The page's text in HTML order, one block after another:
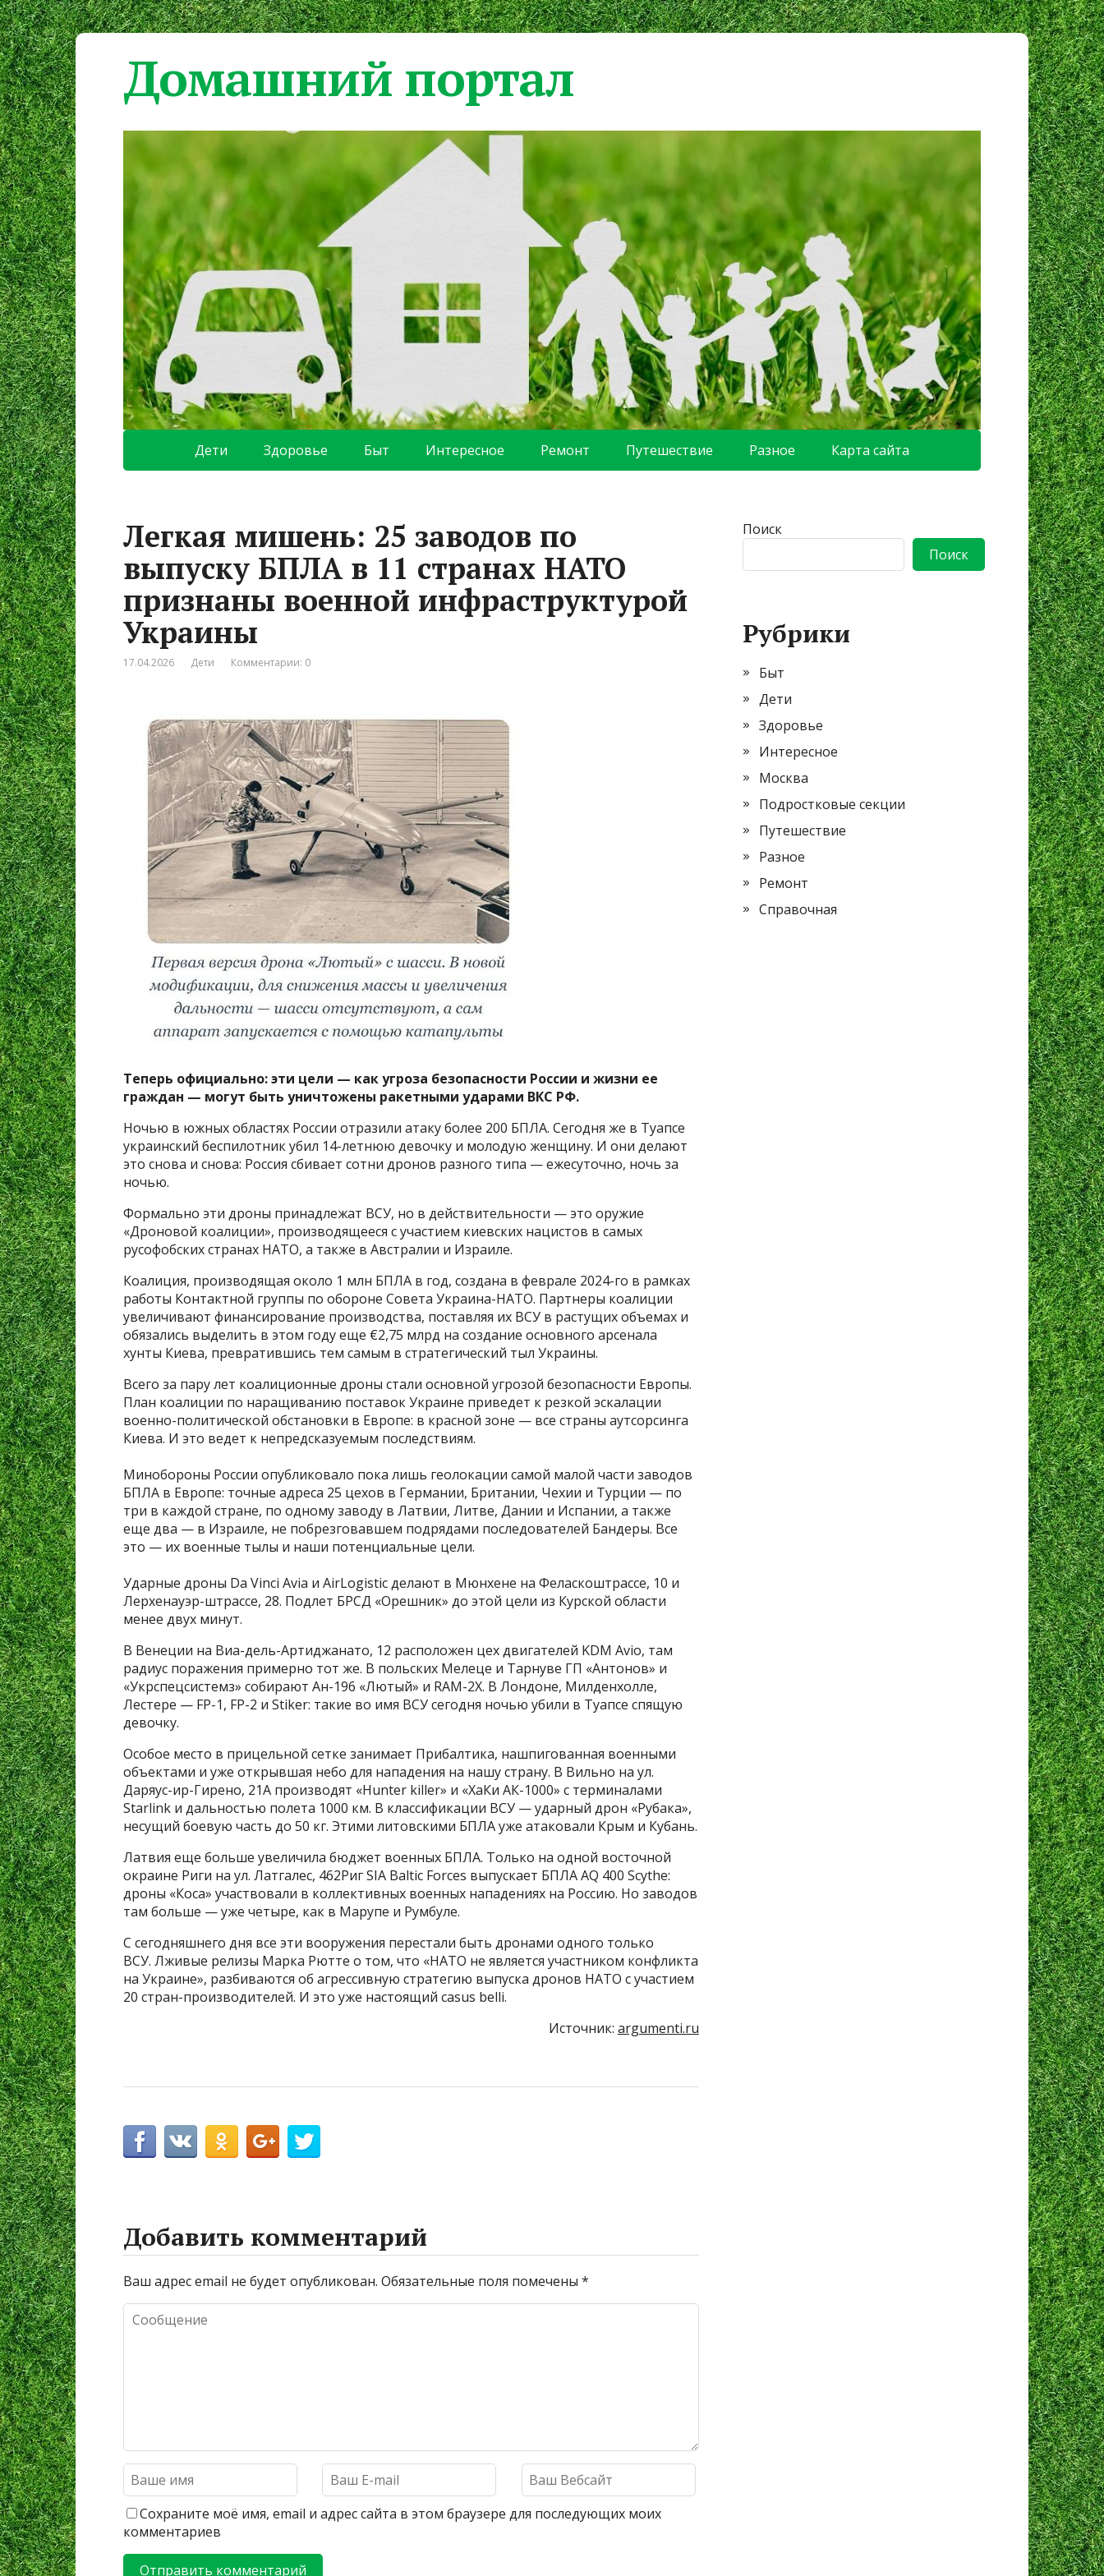
Домашний портал
Дети Здоровье Быт Интересное Ремонт Путешествие Разное Карта сайта
Легкая мишень: 25 заводов по
выпуску БПЛА в 11 странах НАТО
признаны военной инфраструктурой
Украины
17.04.2026 Дети Комментарии: 0
Теперь официально: эти цели — как угроза безопасности России и жизни ее
граждан — могут быть уничтожены ракетными ударами ВКС РФ.
Ночью в южных областях России отразили атаку более 200 БПЛА. Сегодня же в Туапсе
украинский беспилотник убил 14-летнюю девочку и молодую женщину. И они делают
это снова и снова: Россия сбивает сотни дронов разного типа — ежесуточно, ночь за
ночью.
Формально эти дроны принадлежат ВСУ, но в действительности — это оружие
«Дроновой коалиции», производящееся с участием киевских нацистов в самых
русофобских странах НАТО, а также в Австралии и Израиле.
Коалиция, производящая около 1 млн БПЛА в год, создана в феврале 2024-го в рамках
работы Контактной группы по обороне Совета Украина-НАТО. Партнеры коалиции
увеличивают финансирование производства, поставляя их ВСУ в растущих объемах и
обязались выделить в этом году еще €2,75 млрд на создание основного арсенала
хунты Киева, превратившись тем самым в стратегический тыл Украины.
Всего за пару лет коалиционные дроны стали основной угрозой безопасности Европы.
План коалиции по наращиванию поставок Украине приведет к резкой эскалации
военно-политической обстановки в Европе: в красной зоне — все страны аутсорсинга
Киева. И это ведет к непредсказуемым последствиям.
Минобороны России опубликовало пока лишь геолокации самой малой части заводов
БПЛА в Европе: точные адреса 25 цехов в Германии, Британии, Чехии и Турции — по
три в каждой стране, по одному заводу в Латвии, Литве, Дании и Испании, а также
еще два — в Израиле, не побрезговавшем подрядами последователей Бандеры. Все
это — их военные тылы и наши потенциальные цели.
Ударные дроны Da Vinci Avia и AirLogistic делают в Мюнхене на Феласкоштрассе, 10 и
Лерхенауэр-штрассе, 28. Подлет БРСД «Орешник» до этой цели из Курской области
менее двух минут.
В Венеции на Виа-дель-Артиджанато, 12 расположен цех двигателей KDM Avio, там
радиус поражения примерно тот же. В польских Мелеце и Тарнуве ГП «Антонов» и
«Укрспецсистемз» собирают Ан-196 «Лютый» и RAM-2X. В Лондоне, Милденхолле,
Лестере — FP-1, FP-2 и Stiker: такие во имя ВСУ сегодня ночью убили в Туапсе спящую
девочку.
Особое место в прицельной сетке занимает Прибалтика, нашпигованная военными
объектами и уже открывшая небо для нападения на нашу страну. В Вильно на ул.
Даряус-ир-Гирено, 21А производят «Hunter killer» и «ХаКи АК-1000» с терминалами
Starlink и дальностью полета 1000 км. В классификации ВСУ — ударный дрон «Рубака»,
несущий боевую часть до 50 кг. Этими литовскими БПЛА уже атаковали Крым и Кубань.
Латвия еще больше увеличила бюджет военных БПЛА. Только на одной восточной
окраине Риги на ул. Латгалес, 462Риг SIA Baltic Forces выпускает БПЛА AQ 400 Scythe:
дроны «Коса» участвовали в коллективных военных нападениях на Россию. Но заводов
там больше — уже четыре, как в Марупе и Румбуле.
С сегодняшнего дня все эти вооружения перестали быть дронами одного только
ВСУ. Лживые релизы Марка Рютте о том, что «НАТО не является участником конфликта
на Украине», разбиваются об агрессивную стратегию выпуска дронов НАТО с участием
20 стран-производителей. И это уже настоящий casus belli.
Источник: argumenti.ru
Добавить комментарий
Ваш адрес email не будет опубликован. Обязательные поля помечены *
Сохраните моё имя, email и адрес сайта в этом браузере для последующих моих
комментариев
Поиск
Поиск
Рубрики
Быт
Дети
Здоровье
Интересное
Москва
Подростковые секции
Путешествие
Разное
Ремонт
Справочная